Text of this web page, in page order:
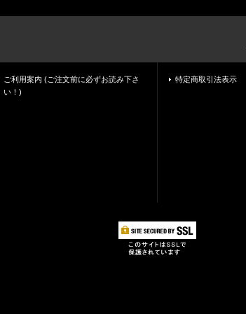
ご利用案内 (ご注文前に必ずお読み下さ
い！)
特定商取引法表示